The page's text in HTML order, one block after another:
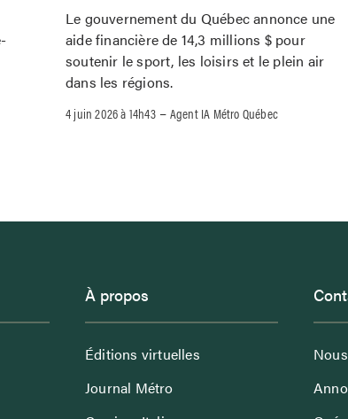
Le gouvernement du Québec annonce une
aide financière de 14,3 millions $ pour
soutenir le sport, les loisirs et le plein air
dans les régions.
4 juin 2026 à 14h43–Agent IA Métro Québec
À propos
Éditions virtuelles
Journal Métro